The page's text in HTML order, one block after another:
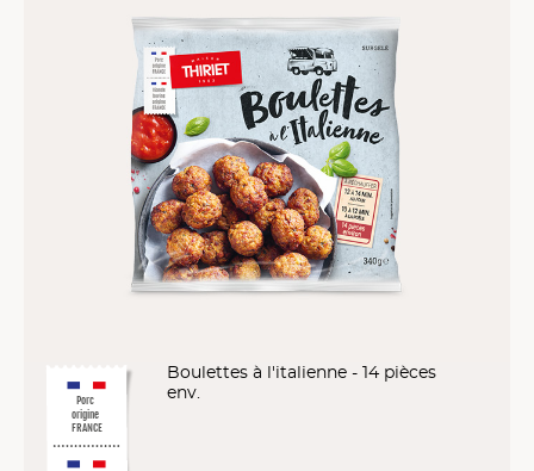
Porc
origine
FRANCE
Boulettes à l'italienne - 14 pièces
env.